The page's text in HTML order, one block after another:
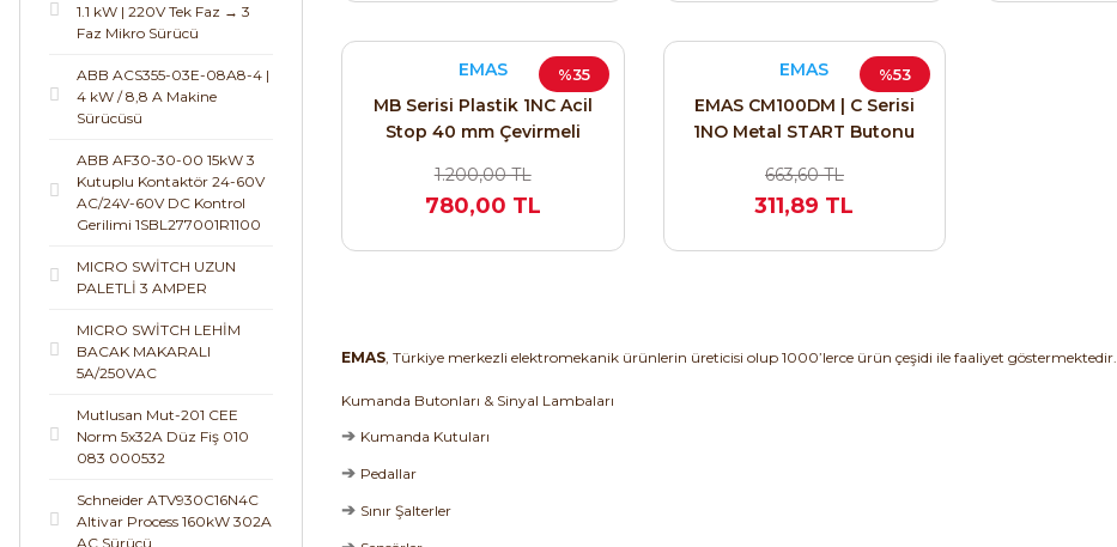
1.1 kW | 220V Tek Faz → 3
Faz Mikro Sürücü
ABB ACS355-03E-08A8-4 |
4 kW / 8,8 A Makine
Sürücüsü
ABB AF30-30-00 15kW 3
Kutuplu Kontaktör 24-60V
AC/24V-60V DC Kontrol
Gerilimi 1SBL277001R1100
MICRO SWİTCH UZUN
PALETLİ 3 AMPER
MICRO SWİTCH LEHİM
BACAK MAKARALI
5A/250VAC
Mutlusan Mut-201 CEE
Norm 5x32A Düz Fiş 010
083 000532
Schneider ATV930C16N4C
Altivar Process 160kW 302A
AC Sürücü
%35
EMAS
MB Serisi Plastik 1NC Acil
Stop 40 mm Çevirmeli
Buton
1.200,00 TL
780,00 TL
%53
EMAS
EMAS CM100DM | C Serisi
1NO Metal START Butonu
663,60 TL
311,89 TL
EMAS, Türkiye merkezli elektromekanik ürünlerin üreticisi olup 1000’lerce ürün çeşidi ile faaliyet göstermektedir.
Kumanda Butonları & Sinyal Lambaları
➔ Kumanda Kutuları
➔ Pedallar
➔ Sınır Şalterler